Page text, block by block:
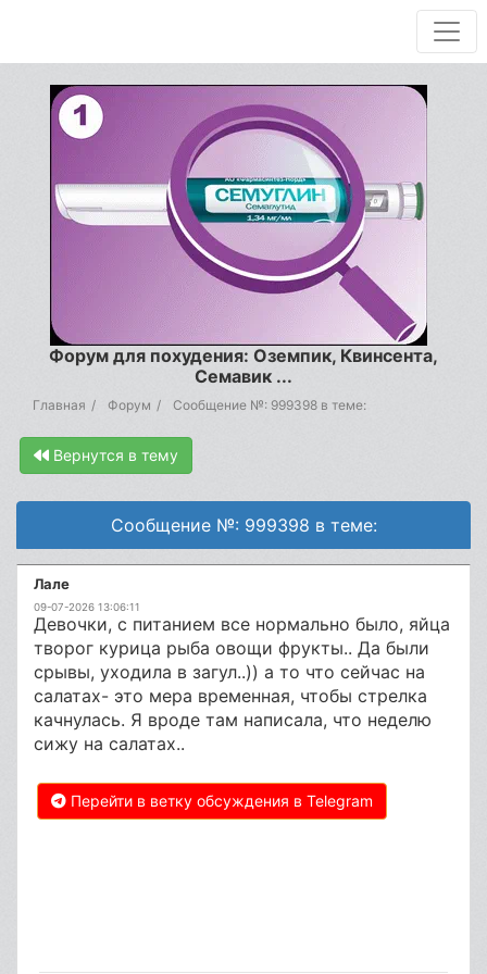
Форум для похудения: Оземпик, Квинсента,
Семавик ...
Главная Форум Сообщение №: 999398 в теме:
Вернутся в тему
Сообщение №: 999398 в теме:
Лале
09-07-2026 13:06:11
Девочки, с питанием все нормально было, яйца
творог курица рыба овощи фрукты.. Да были
срывы, уходила в загул..)) а то что сейчас на
салатах- это мера временная, чтобы стрелка
качнулась. Я вроде там написала, что неделю
сижу на салатах..
Перейти в ветку обсуждения в Telegram